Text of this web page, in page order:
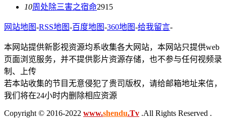
10周处除三害之宿命2915
网站地图-RSS地图-百度地图-360地图-给我留言-
本网站提供新影视资源均系收集各大网站，本网站只提供web
页面浏览服务，并不提供影片资源存储，也不参与任何视频录
制、上传
若本站收集的节目无意侵犯了贵司版权，请给邮箱地址来信，
我们将在24小时内删除相应资源
Copyright © 2016-2022 www.shendu.Tv .All Rights Reserved .